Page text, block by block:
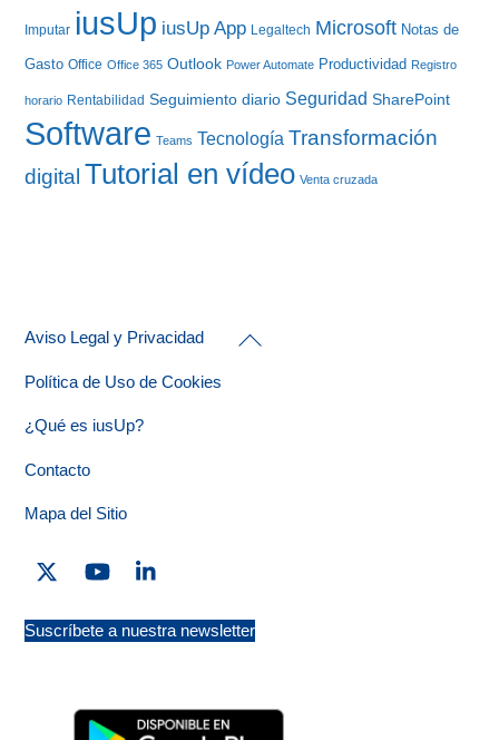
Imputar iusUp iusUp App Legaltech Microsoft Notas de
Gasto Office Office 365 Outlook Power Automate Productividad Registro
horario Rentabilidad Seguimiento diario Seguridad SharePoint
Software Teams Tecnología Transformación
digital Tutorial en vídeo Venta cruzada
Back
Aviso Legal y Privacidad
Política de Uso de Cookies
¿Qué es iusUp?
Contacto
Mapa del Sitio
YouTube
Suscríbete a nuestra newsletter